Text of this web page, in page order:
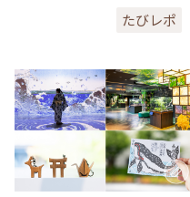
たびレポ